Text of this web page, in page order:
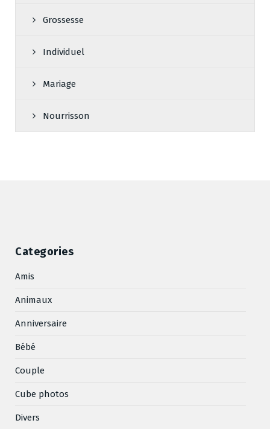
Grossesse
Individuel
Mariage
Nourrisson
Categories
Amis
Animaux
Anniversaire
Bébé
Couple
Cube photos
Divers